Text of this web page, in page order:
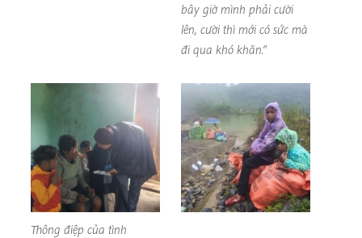
bây giờ mình phải cười
lên, cười thì mới có sức mà
đi qua khó khăn.”
Thông điệp của tình